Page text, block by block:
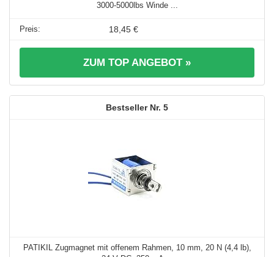
3000-5000lbs Winde ...
18,45 €
ZUM TOP ANGEBOT »
5
PATIKIL Zugmagnet mit offenem Rahmen, 10 mm, 20 N (4,4 lb),